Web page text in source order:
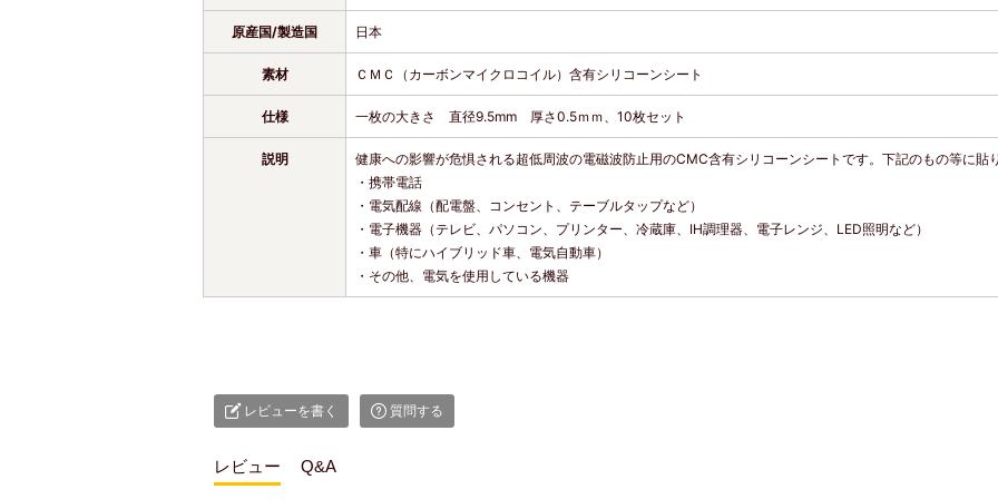
原産国/製造国 日本
素材 ＣＭＣ（カーボンマイクロコイル）含有シリコーンシート
仕様 一枚の大きさ 直径9.5mm 厚さ0.5ｍｍ、10枚セット
説明
健康への影響が危惧される超低周波の電磁波防止用のCMC含有シリコーンシートです。下記のもの等に貼
・携帯電話
・電気配線（配電盤、コンセント、テーブルタップなど）
・電子機器（テレビ、パソコン、プリンター、冷蔵庫、IH調理器、電子レンジ、LED照明など）
・車（特にハイブリッド車、電気自動車）
・その他、電気を使用している機器
レビューを書く 質問する
レビュー Q&A